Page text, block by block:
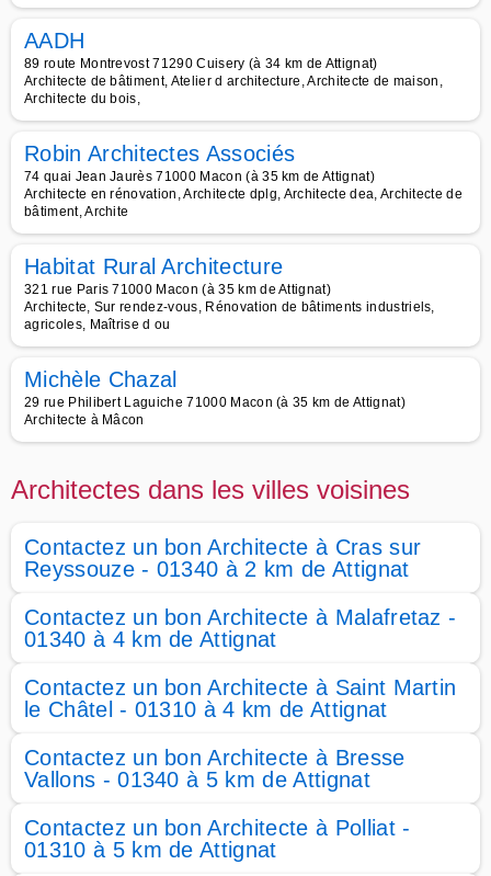
AADH
89 route Montrevost 71290 Cuisery (à 34 km de Attignat)
Architecte de bâtiment, Atelier d architecture, Architecte de maison,
Architecte du bois,
Robin Architectes Associés
74 quai Jean Jaurès 71000 Macon (à 35 km de Attignat)
Architecte en rénovation, Architecte dplg, Architecte dea, Architecte de
bâtiment, Archite
Habitat Rural Architecture
321 rue Paris 71000 Macon (à 35 km de Attignat)
Architecte, Sur rendez-vous, Rénovation de bâtiments industriels,
agricoles, Maîtrise d ou
Michèle Chazal
29 rue Philibert Laguiche 71000 Macon (à 35 km de Attignat)
Architecte à Mâcon
Architectes dans les villes voisines
Contactez un bon Architecte à Cras sur
Reyssouze - 01340 à 2 km de Attignat
Contactez un bon Architecte à Malafretaz -
01340 à 4 km de Attignat
Contactez un bon Architecte à Saint Martin
le Châtel - 01310 à 4 km de Attignat
Contactez un bon Architecte à Bresse
Vallons - 01340 à 5 km de Attignat
Contactez un bon Architecte à Polliat -
01310 à 5 km de Attignat